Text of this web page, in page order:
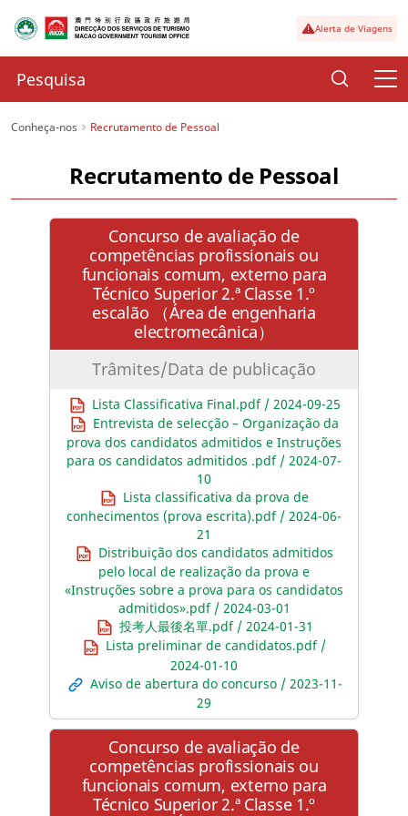
Alerta de Viagens
Conheça-nos Recrutamento de Pessoal
Recrutamento de Pessoal
Concurso de avaliação de
competências profissionais ou
funcionais comum, externo para
Técnico Superior 2.ª Classe 1.º
escalão （Área de engenharia
electromecânica）
Trâmites/Data de publicação
Lista Classificativa Final.pdf / 2024-09-25
Entrevista de selecção – Organização da
prova dos candidatos admitidos e Instruções
para os candidatos admitidos .pdf / 2024-07-
10
Lista classificativa da prova de
conhecimentos (prova escrita).pdf / 2024-06-
21
Distribuição dos candidatos admitidos
pelo local de realização da prova e
«Instruções sobre a prova para os candidatos
admitidos».pdf / 2024-03-01
投考人最後名單.pdf / 2024-01-31
Lista preliminar de candidatos.pdf /
2024-01-10
Aviso de abertura do concurso / 2023-11-
29
Concurso de avaliação de
competências profissionais ou
funcionais comum, externo para
Técnico Superior 2.ª Classe 1.º